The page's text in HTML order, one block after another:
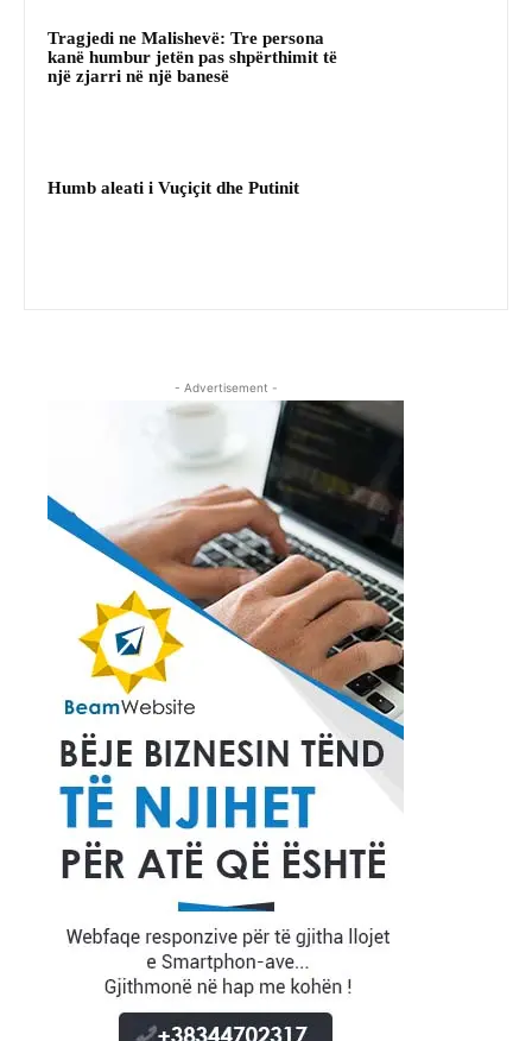
Tragjedi ne Malishevë: Tre persona
kanë humbur jetën pas shpërthimit të
një zjarri në një banesë
Humb aleati i Vuçiçit dhe Putinit
- Advertisement -